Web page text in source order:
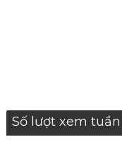
Số lượt xem